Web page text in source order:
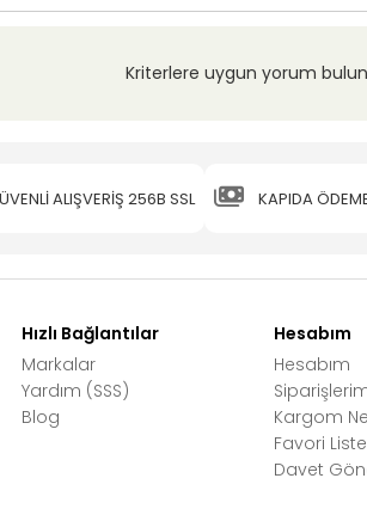
Kriterlere uygun yorum
ALIŞVERİŞ 256B SSL KAPIDA
Hızlı Bağlantılar
Markalar
Yardım (SSS)
Blog
Hesabım
Hesabım
Kargom
Favori
Davet